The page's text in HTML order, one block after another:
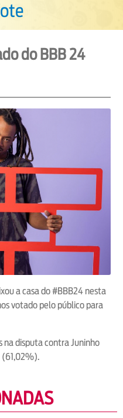
do BBB 24
a casa do #BBB24 nesta
votado pelo público para
na disputa contra Juninho
(61,02%).